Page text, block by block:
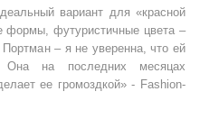
вариант для «красной
формы, футуристичные цвета –
– я не уверенна, что ей
на последних месяцах
ее громоздкой» - Fashion-